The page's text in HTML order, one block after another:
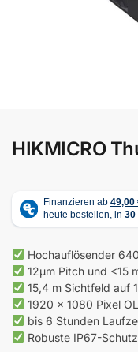
HIKMICRO
Hochauflösender
12µm Pitch und <15
15,4 m Sichtfeld auf
1920 x 1080 Pixel
bis 6 Stunden
Robuste IP67-